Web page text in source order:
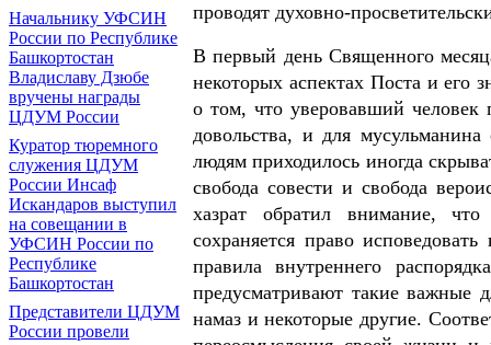
Начальнику УФСИН
России по Республике
Башкортостан
Владиславу Дзюбе
вручены награды
ЦДУМ России
Куратор тюремного
служения ЦДУМ
России Инсаф
Искандаров выступил
на совещании в
УФСИН России по
Республике
Башкортостан
Представители ЦДУМ
России провели
проводят духовно-
В первый день Священного
некоторых аспектах Поста и его
о том, что уверовавший человек
довольства, и для
людям приходилось иногда
свобода совести и свобода
хазрат обратил внимание,
сохраняется право
правила внутреннего
предусматривают такие важные
намаз и некоторые другие.